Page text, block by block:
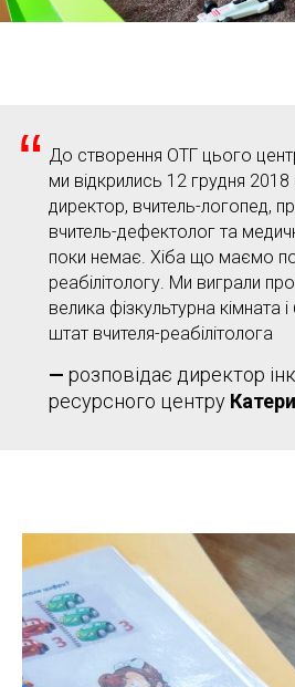
“ До створення ОТГ цього
ми відкрились 12 грудня
директор, вчитель-логопед,
вчитель-дефектолог та
поки немає. Хіба що маємо
реабілітологу. Ми виграли
велика фізкультурна кімната
штат вчителя-реабілітолога
— розповідає директор
ресурсного центру